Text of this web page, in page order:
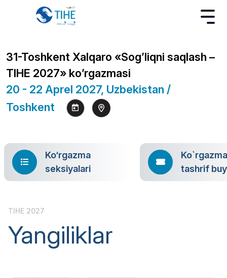
31-Toshkent Xalqaro «Sog’liqni saqlash –
TIHE 2027» ko’rgazmasi
20 - 22 Aprel 2027, Uzbekistan /
Toshkent
Ko‘rgazma
seksiyalari
tashrif
TIHE 2027
Yangiliklar